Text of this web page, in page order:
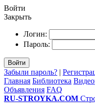
Войти
Закрыть
Логин:
Пароль:
Войти
Забыли пароль? |
Главная Библиотека
Объявления FAQ
RU-STROYKA.COM